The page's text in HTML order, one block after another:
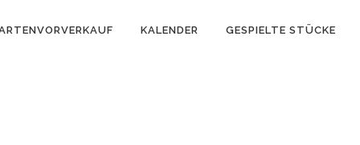
KALENDER GESPIELTE STÜCKE